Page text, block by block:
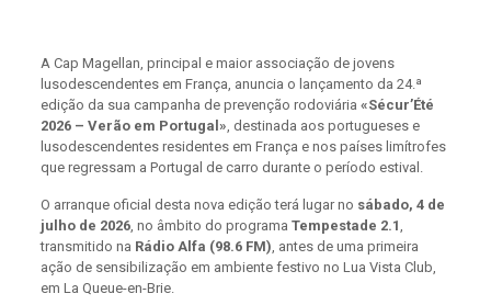
A Cap Magellan, principal e maior associação de jovens
lusodescendentes em França, anuncia o lançamento da 24.ª
edição da sua campanha de prevenção rodoviária «Sécur’Été
2026 – Verão em Portugal», destinada aos portugueses e
lusodescendentes residentes em França e nos países limítrofes
que regressam a Portugal de carro durante o período estival.
O arranque oficial desta nova edição terá lugar no sábado, 4 de
julho de 2026, no âmbito do programa Tempestade 2.1,
transmitido na Rádio Alfa (98.6 FM), antes de uma primeira
ação de sensibilização em ambiente festivo no Lua Vista Club,
em La Queue-en-Brie.